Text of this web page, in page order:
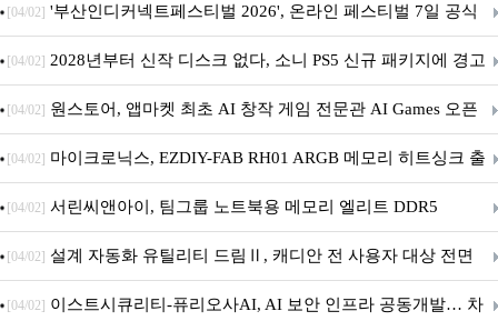
퍼 대기
[04/02] '부산인디커넥트페스티벌 2026', 온라인 페스티벌 7일 공식
개막... 22일간 진행
[04/02] 2028년부터 신작 디스크 없다, 소니 PS5 신규 패키지에 경고
문 추가
[04/02] 원스토어, 앱마켓 최초 AI 창작 게임 전문관 AI Games 오픈
[04/02] 마이크로닉스, EZDIY-FAB RH01 ARGB 메모리 히트싱크 출
시
[04/02] 서린씨앤아이, 팀그룹 노트북용 메모리 엘리트 DDR5
5600MHz 16GB 출시
[04/02] 설계 자동화 유틸리티 드림Ⅱ, 캐디안 전 사용자 대상 전면
무상 배포
[04/02] 이스트시큐리티-퓨리오사AI, AI 보안 인프라 공동개발… 차